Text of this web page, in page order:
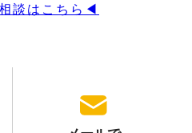
談はこちら◀︎